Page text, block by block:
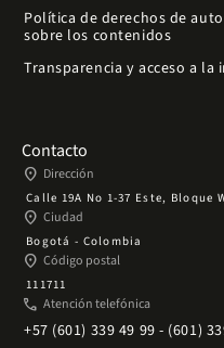
Política de derechos de
sobre los contenidos
Transparencia y acceso a
Contacto
place Dirección
Calle 19A No 1-37 Este, Bloque
place Ciudad
Bogotá - Colombia
place Código postal
111711
phone Atención telefónica
+57 (601) 339 49 99 - (601)